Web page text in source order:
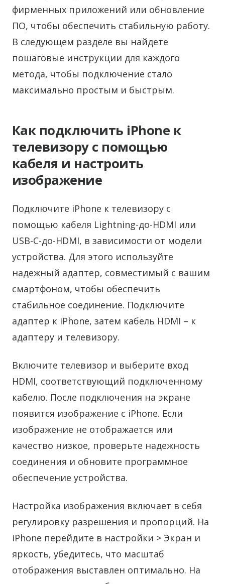
фирменных приложений или обновление
ПО, чтобы обеспечить стабильную работу.
В следующем разделе вы найдете
пошаговые инструкции для каждого
метода, чтобы подключение стало
максимально простым и быстрым.
Как подключить iPhone к
телевизору с помощью
кабеля и настроить
изображение
Подключите iPhone к телевизору с
помощью кабеля Lightning-до-HDMI или
USB-C-до-HDMI, в зависимости от модели
устройства. Для этого используйте
надежный адаптер, совместимый с вашим
смартфоном, чтобы обеспечить
стабильное соединение. Подключите
адаптер к iPhone, затем кабель HDMI – к
адаптеру и телевизору.
Включите телевизор и выберите вход
HDMI, соответствующий подключенному
кабелю. После подключения на экране
появится изображение с iPhone. Если
изображение не отображается или
качество низкое, проверьте надежность
соединения и обновите программное
обеспечение устройства.
Настройка изображения включает в себя
регулировку разрешения и пропорций. На
iPhone перейдите в настройки > Экран и
яркость, убедитесь, что масштаб
отображения выставлен оптимально. На